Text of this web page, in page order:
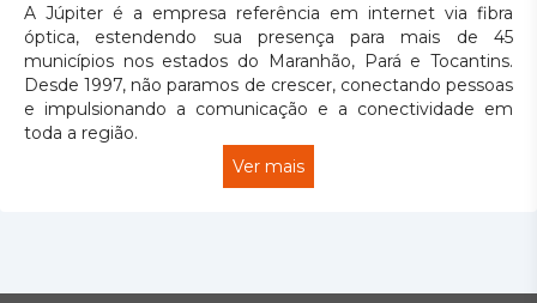
A Júpiter é a empresa referência em internet via fibra
óptica, estendendo sua presença para mais de 45
municípios nos estados do Maranhão, Pará e Tocantins.
Desde 1997, não paramos de crescer, conectando pessoas
e impulsionando a comunicação e a conectividade em
toda a região.
Ver mais